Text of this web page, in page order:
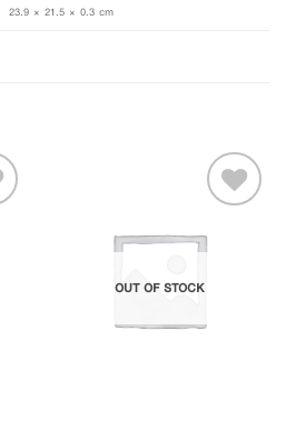
23.9 × 21.5 × 0.3 cm
OUT OF STOCK